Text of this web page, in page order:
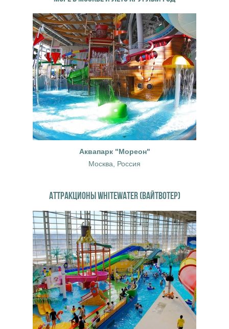
Аквапарк "Мореон"
Москва, Россия
АТТРАКЦИОНЫ WHITEWATER (ВАЙТВОТЕР)